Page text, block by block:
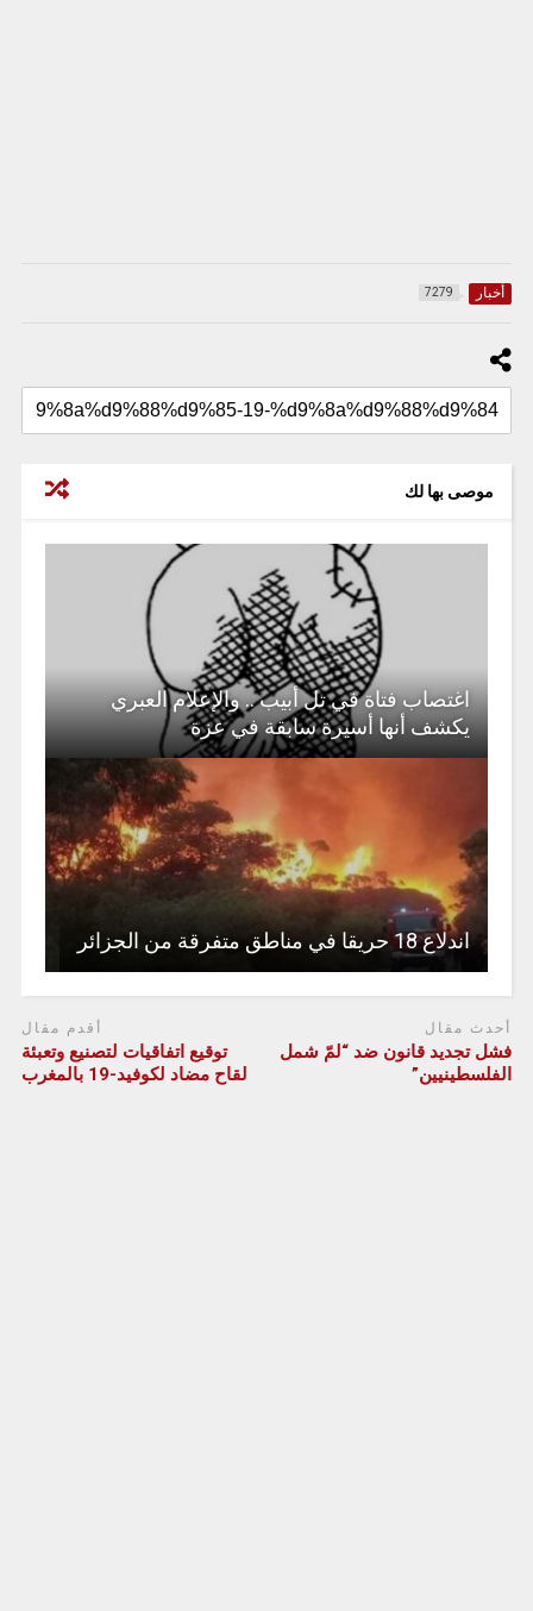
أخبار 7279
موصى بها لك
اغتصاب فتاة في تل أبيب .. والإعلام العبري
يكشف أنها أسيرة سابقة في عزة
اندلاع 18 حريقا في مناطق متفرقة من الجزائر
أحدث مقال
فشل تجديد قانون ضد “لمّ شمل
الفلسطينيين”
أقدم مقال
توقيع اتفاقيات لتصنيع وتعبئة
لقاح مضاد لكوفيد-19 بالمغرب